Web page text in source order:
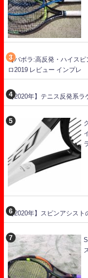
【バボラ:高反発・ハイス
ロ2019 レビュー インプレ
【2020年】テニス反発系
【2020年】スピンアシス